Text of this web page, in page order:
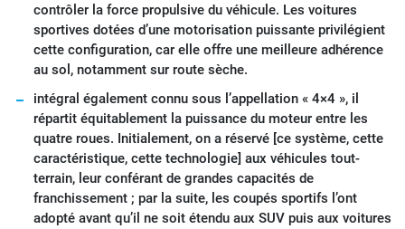
contrôler la force propulsive du véhicule. Les voitures
sportives dotées d’une motorisation puissante privilégient
cette configuration, car elle offre une meilleure adhérence
au sol, notamment sur route sèche.
intégral également connu sous l’appellation « 4×4 », il
répartit équitablement la puissance du moteur entre les
quatre roues. Initialement, on a réservé [ce système, cette
caractéristique, cette technologie] aux véhicules tout-
terrain, leur conférant de grandes capacités de
franchissement ; par la suite, les coupés sportifs l’ont
adopté avant qu’il ne soit étendu aux SUV puis aux voitures